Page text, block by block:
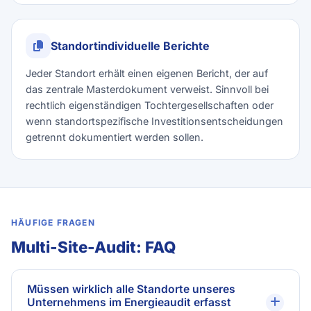
Standortindividuelle Berichte
Jeder Standort erhält einen eigenen Bericht, der auf
das zentrale Masterdokument verweist. Sinnvoll bei
rechtlich eigenständigen Tochtergesellschaften oder
wenn standortspezifische Investitionsentscheidungen
getrennt dokumentiert werden sollen.
HÄUFIGE FRAGEN
Multi-Site-Audit: FAQ
Müssen wirklich alle Standorte unseres
Unternehmens im Energieaudit erfasst